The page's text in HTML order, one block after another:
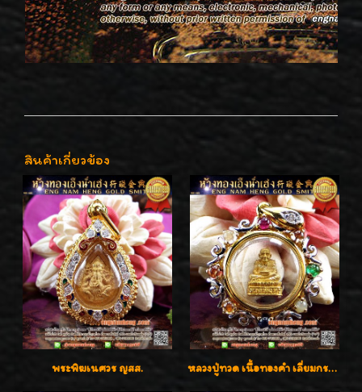
สินค้าเกี่ยวข้อง
พระพิฆเนศวร ญสส. หลวงปู่ทวด เนื้อทองคำ เลี่ยมกรอบทองคำประดับเพชรแท้และพลอยนพเก้า น่ารักมากๆค่ะ